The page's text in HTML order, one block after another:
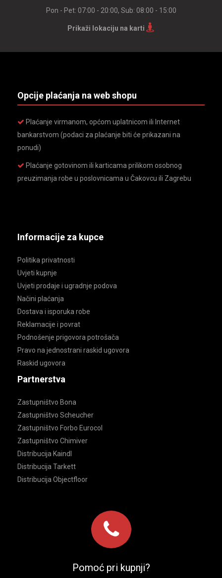
Pon - Pet: 07:00 - 20:00, Sub: 08:00 - 15:00
Prikaži lokaciju na karti
Opcije plaćanja na web shopu
Plaćanje virmanom, općom uplatnicom ili Internet
bankarstvom (podaci za plaćanje biti će prikazani na
ponudi)
Plaćanje gotovinom ili karticama prilikom osobnog
preuzimanja robe u poslovnicama u Čakovcu ili Zagrebu
Informacije za kupce
Politika privatnosti
Uvjeti kupnje
Uvjeti prodaje i ugradnje podova
Načini plaćanja
Dostava i isporuka robe
Reklamacije i povrat
Podnošenje prigovora potrošača
Pravo na jednostrani raskid ugovora
Raskid ugovora
Partnerstva
Zastupništvo Bona
Zastupništvo Scheucher
Zastupništvo Forbo Eurocol
Zastupništvo Chimiver
Distribucija Kaindl
Distribucija Tarkett
Distribucija Objectfloor
Pomoć pri kupnji?